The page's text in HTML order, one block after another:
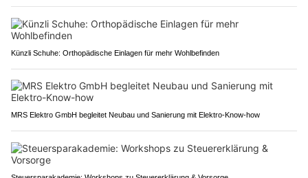
Künzli Schuhe: Orthopädische Einlagen für mehr Wohlbefinden
MRS Elektro GmbH begleitet Neubau und Sanierung mit Elektro-Know-how